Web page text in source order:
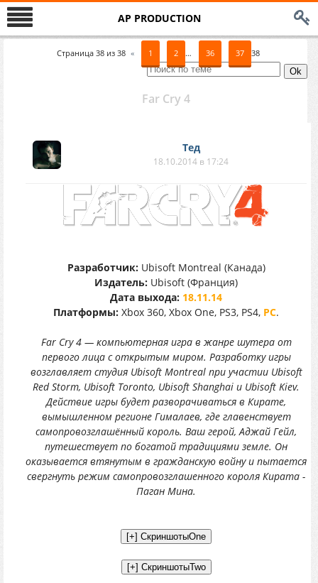
AP PRODUCTION
Страница 38из 38 « 1 2 … 36 37 38
Far Cry 4
Тед
18.10.2014 в 17:24
Разработчик:Ubisoft Montreal (Канада)
Издатель: Ubisoft (Франция)
Дата выхода: 18.11.14
Платформы: Xbox 360, Xbox One, PS3, PS4, PC.
Far Cry 4 — компьютерная игра в жанре шутера от
первого лица с открытым миром. Разработку игры
возглавляет студия Ubisoft Montreal при участии Ubisoft
Red Storm, Ubisoft Toronto, Ubisoft Shanghai и Ubisoft Kiev.
Действие игры будет разворачиваться в Кирате,
вымышленном регионе Гималаев, где главенствует
самопровозглашённый король. Ваш герой, Аджай Гейл,
путешествует по богатой традициями земле. Он
оказывается втянутым в гражданскую войну и пытается
свергнуть режим самопровозглашенного короля Кирата -
Паган Мина.